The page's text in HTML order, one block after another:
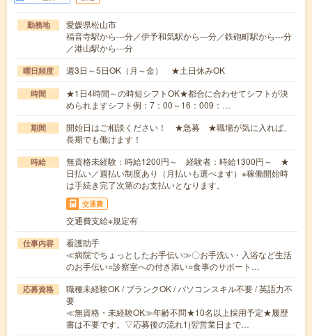
勤務地
愛媛県松山市
福音寺駅から---分／伊予和気駅から---分／鉄砲町駅から---分
／港山駅から---分
曜日頻度 週3日～5日OK（月～金） ★土日休みOK
時間
★1日4時間～の時短シフトOK★都合に合わせてシフトが決
められますシフト例：7：00～16：009：…
期間
開始日はご相談ください！ ★急募 ★職場が気に入れば、
長期でも働けます！
時給
無資格未経験：時給1200円～ 経験者：時給1300円～ ★
日払い／週払い制度あり（月払いも選べます）※稼働開始時
は手続き完了次第のお支払いとなります。
交通費
交通費支給※規定有
仕事内容
看護助手
≪病院でちょっとしたお手伝い≫〇お手洗い・入浴など生活
のお手伝い○診察室への付き添い○食事のサポート…
応募資格
職種未経験OK / ブランクOK / パソコンスキル不要 / 英語力不
要
≪無資格・未経験OK≫年齢不問★10名以上採用予定★履歴
書は不要です。▽応募後の流れ1)翌営業日まで…